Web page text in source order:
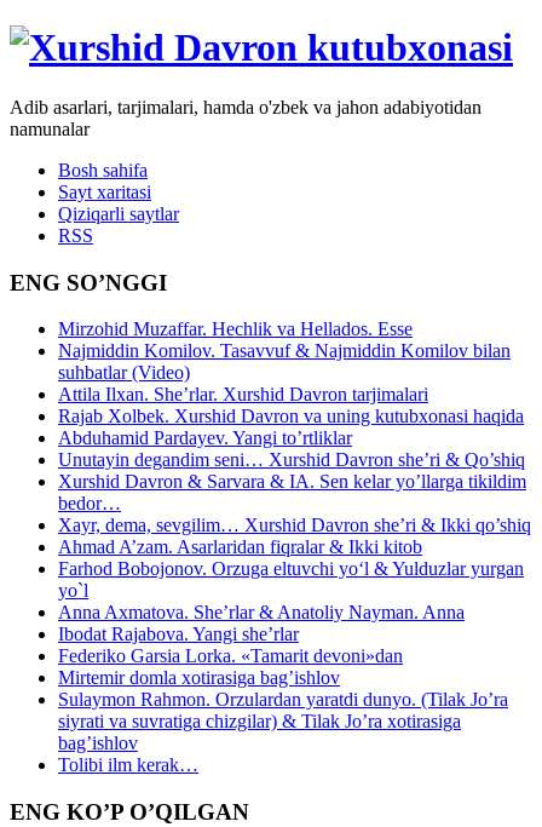
Adib asarlari, tarjimalari, hamda o'zbek va jahon adabiyotidan
namunalar
Bosh sahifa
Sayt xaritasi
Qiziqarli saytlar
RSS
ENG SO’NGGI
Mirzohid Muzaffar. Hechlik va Hellados. Esse
Najmiddin Komilov. Tasavvuf & Najmiddin Komilov bilan
suhbatlar (Video)
Attila Ilxan. She’rlar. Xurshid Davron tarjimalari
Rajab Xolbek. Xurshid Davron va uning kutubxonasi haqida
Abduhamid Pardayev. Yangi to’rtliklar
Unutayin degandim seni… Xurshid Davron she’ri & Qo’shiq
Xurshid Davron & Sarvara & IA. Sen kelar yo’llarga tikildim
bedor…
Xayr, dema, sevgilim… Xurshid Davron she’ri & Ikki qo’shiq
Ahmad A’zam. Asarlaridan fiqralar & Ikki kitob
Farhod Bobojonov. Orzuga eltuvchi yo‘l & Yulduzlar yurgan
yo`l
Anna Axmatova. She’rlar & Anatoliy Nayman. Anna
Ibodat Rajabova. Yangi she’rlar
Federiko Garsia Lorka. «Tamarit devoni»dan
Mirtemir domla xotirasiga bag’ishlov
Sulaymon Rahmon. Orzulardan yaratdi dunyo. (Tilak Jo’ra
siyrati va suvratiga chizgilar) & Tilak Jo’ra xotirasiga
bag’ishlov
Tolibi ilm kerak…
ENG KO’P O’QILGAN